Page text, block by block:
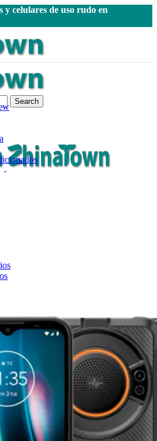
y celulares de uso rudo en
Search